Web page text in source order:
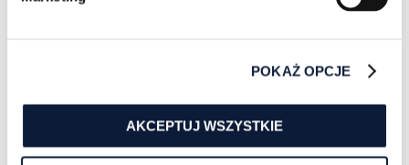
POKAŻ OPCJE
AKCEPTUJ WSZYSTKIE